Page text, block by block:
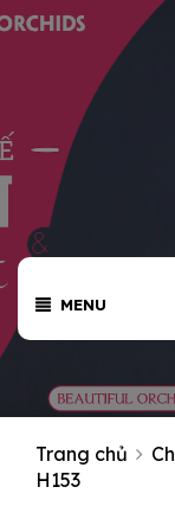
MENU
Trang chủ
H153